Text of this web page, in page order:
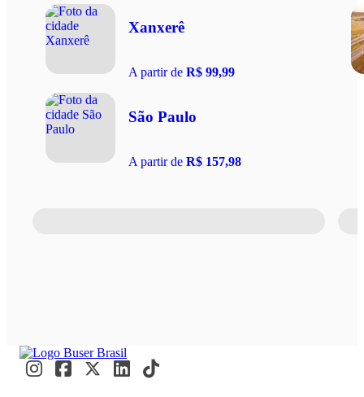
Xanxerê
A partir de R$ 99,99
São Paulo
A partir de R$ 157,98